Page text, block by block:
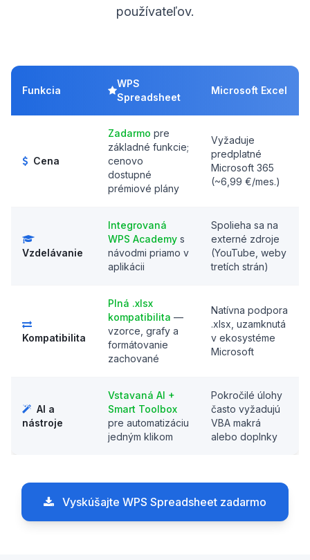
používateľov.
Funkcia
WPS
Spreadsheet
Microsoft Excel
Cena
Zadarmo pre
základné funkcie;
cenovo
dostupné
prémiové plány
Vyžaduje
predplatné
Microsoft 365
(~6,99 €/mes.)
Vzdelávanie
Integrovaná
WPS Academy s
návodmi priamo v
aplikácii
Spolieha sa na
externé zdroje
(YouTube, weby
tretích strán)
Kompatibilita
Plná .xlsx
kompatibilita —
vzorce, grafy a
formátovanie
zachované
Natívna podpora
.xlsx, uzamknutá
v ekosystéme
Microsoft
AI a
nástroje
Vstavaná AI +
Smart Toolbox
pre automatizáciu
jedným klikom
Pokročilé úlohy
často vyžadujú
VBA makrá
alebo doplnky
Vyskúšajte WPS Spreadsheet zadarmo